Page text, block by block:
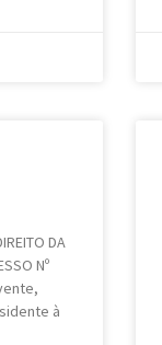
DA
Nº
à